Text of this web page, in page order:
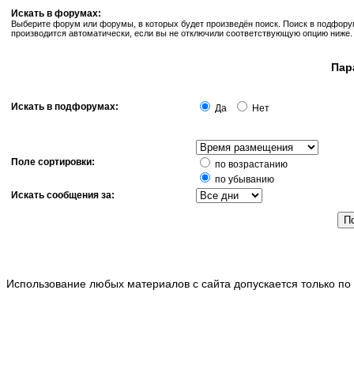
Искать в форумах:
Выберите форум или форумы, в которых будет произведён поиск. Поиск в
производится автоматически, если вы не отключили соответствующую опцию ниже.
Искать в подфорумах: Да Нет
Поле сортировки:
по возрастанию
по убыванию
Искать сообщения за:
Использование любых материалов с сайта допускается только